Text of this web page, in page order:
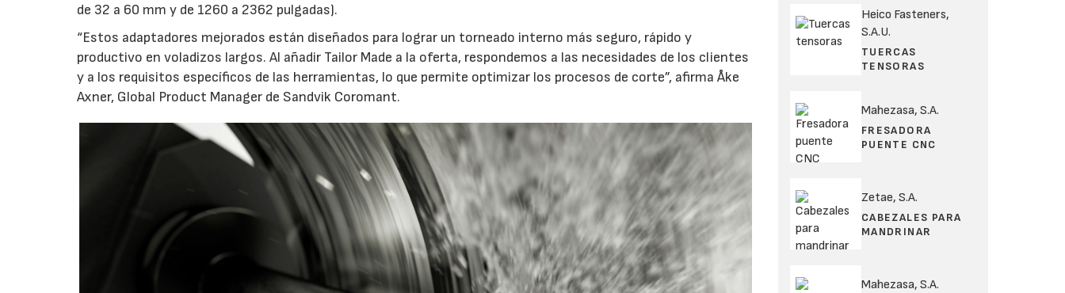
de 32 a 60 mm y de 1260 a 2362 pulgadas).
“Estos adaptadores mejorados están diseñados para lograr un torneado interno más seguro, rápido y
productivo en voladizos largos. Al añadir Tailor Made a la oferta, respondemos a las necesidades de los clientes
y a los requisitos específicos de las herramientas, lo que permite optimizar los procesos de corte”, afirma Åke
Axner, Global Product Manager de Sandvik Coromant.
Heico Fasteners,
S.A.U.
TUERCAS
TENSORAS
Mahezasa, S.A.
FRESADORA
PUENTE CNC
Zetae, S.A.
CABEZALES PARA
MANDRINAR
Mahezasa, S.A.